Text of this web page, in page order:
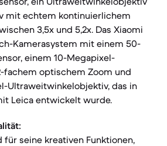
mit echtem kontinuierlichem
3,5x und 5,2x. Das Xiaomi
Kamerasystem mit einem 50-
einem 10-Megapixel-
fachem optischem Zoom und
Ultraweitwinkelobjektiv, das in
Leica entwickelt wurde.
für seine kreativen Funktionen,